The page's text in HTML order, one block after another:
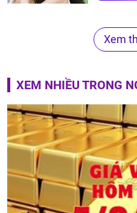
Xem
XEM NHIỀU TRONG